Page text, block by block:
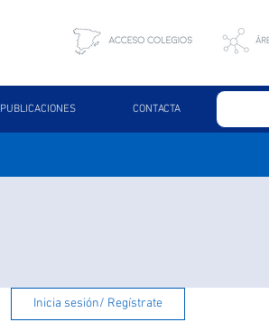
PUBLICACIONES CONTACTA
Inicia sesión/ Regístrate